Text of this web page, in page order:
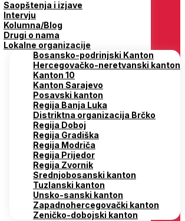
Saopštenja i izjave
Intervju
Kolumna/Blog
Drugi o nama
Lokalne organizacije
Bosansko-podrinjski Kanton
Hercegovačko-neretvanski kanton
Kanton 10
Kanton Sarajevo
Posavski kanton
Regija Banja Luka
Distriktna organizacija Brčko
Regija Doboj
Regija Gradiška
Regija Modriča
Regija Prijedor
Regija Zvornik
Srednjobosanski kanton
Tuzlanski kanton
Unsko-sanski kanton
Zapadnohercegovački kanton
Zeničko-dobojski kanton